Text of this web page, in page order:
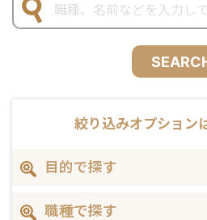
絞り込みオプション
目的で探す
職種で探す